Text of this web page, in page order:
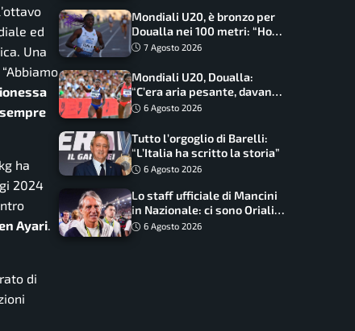
ed
Una
“Abbiamo
ha
2024
Ayari.
di
Mondiali U20, è bronzo per
Doualla nei 100 metri: “Ho
scacciato l’ansia”
7 Agosto 2026
Mondiali U20, Doualla:
“C’era aria pesante, davano
le mascherine! Finale? Non
6 Agosto 2026
Tutto l’orgoglio di Barelli:
“L’Italia ha scritto la storia”
6 Agosto 2026
Lo staff ufficiale di Mancini
in Nazionale: ci sono Oriali e
Bonucci, confermato un
6 Agosto 2026